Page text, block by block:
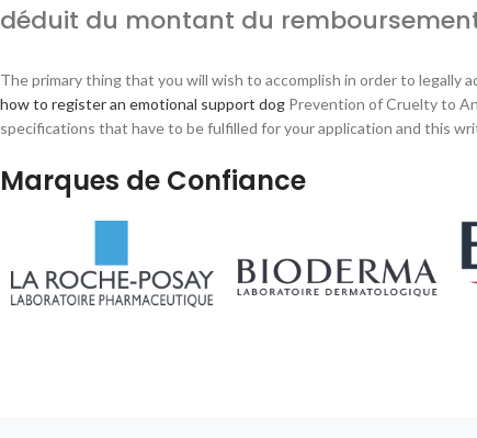
déduit du montant du
The primary thing that you will wish to accomplish in order to
how to register an emotional support dog Prevention of Cruelty to
specifications that have to be fulfilled for your application and this
Marques de Confiance